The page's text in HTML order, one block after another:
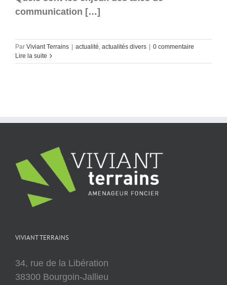
communication […]
Par Viviant Terrains actualité, actualités divers
0 commentaire
Lire la suite
VIVIANT TERRAINS
34, rue de la Libération
38300 Bourgoin-Jallieu